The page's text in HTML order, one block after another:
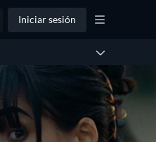
Iniciar sesión